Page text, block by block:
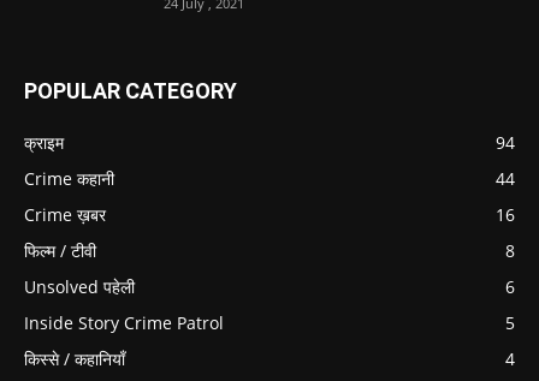
POPULAR CATEGORY
क्राइम
94
Crime कहानी
44
Crime ख़बर
16
फिल्म / टीवी
8
Unsolved पहेली
6
Inside Story Crime Patrol
5
किस्से / कहानियाँ
4